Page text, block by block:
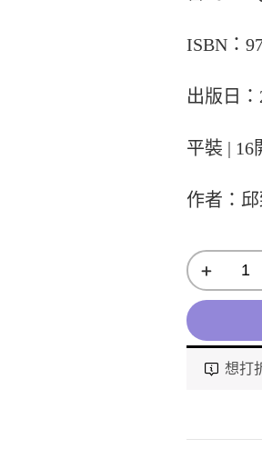
ISBN：
出版日：
平裝 | 16
作者：
想打